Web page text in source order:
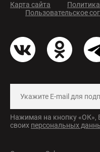
Карта сайта
Пользовательское
Нажимая на кнопку «ОК»,
своих персональных